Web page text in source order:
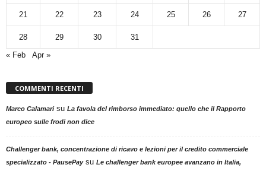
21 22 23 24 25 26 27
28 29 30
31
« Feb
Apr »
COMMENTI RECENTI
Marco Calamarisu La favola del rimborso immediato: quello che il Rapporto
europeo sulle frodi non dice
Challenger bank, concentrazione di ricavo e lezioni per il credito commerciale
specializzato - PausePaysu Le challenger bank europee avanzano in Italia,